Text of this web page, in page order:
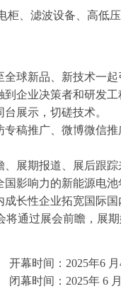
柜、滤波设备、高低
球新品、新技术一
企业决策者和研发工
展示，切磋技术。
稿推广、微博微信
展期报道、展后跟踪
影响力的新能源电池
长性企业拓宽国际国
将通过展会前瞻，展
开幕时间：2025年6 月
闭幕时间：2025年 6 月